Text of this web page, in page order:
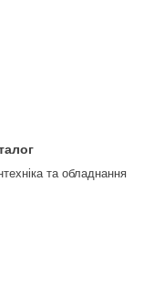
та обладнання